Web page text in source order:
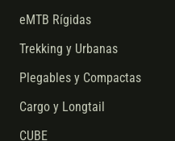
eMTB Rígidas
Trekking y Urbanas
Plegables y Compactas
Cargo y Longtail
CUBE